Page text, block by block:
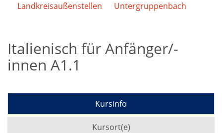
Landkreisaußenstellen Untergruppenbach
Italienisch für Anfänger/-
innen A1.1
Kursinfo
Kursort(e)